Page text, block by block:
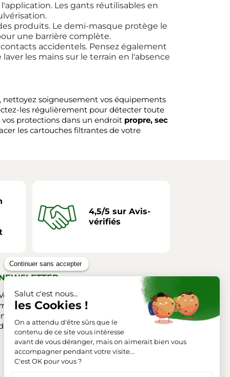
Les gants réutilisables en
produits. Le demi-masque protège le
une barrière complète.
accidentels. Pensez également
les mains sur le terrain en l'absence
nettoyez soigneusement vos équipements
les régulièrement pour détecter toute
protections dans un endroit propre, sec
les cartouches filtrantes de votre
4,5/5 sur Avis-
vérifiés
pouvez vous désinscrire à tout
Vous trouverez pour cela nos
de contact dans les conditions
du site.